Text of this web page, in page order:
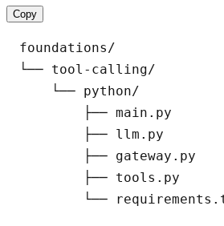
Copy
foundations/
└── tool-calling/
    └── python/
├── main.py
├── llm.py
├── gateway.py
├── tools.py